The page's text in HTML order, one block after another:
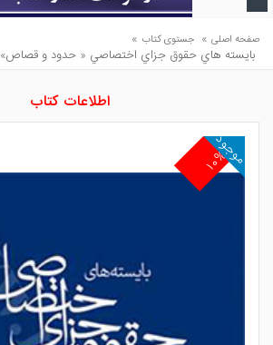
صفحه اصلی » جستوی کتاب »
بايسته هاي حقوق جزاي اختصاصي « حدود و قصاص»
اطلاعات کتاب
۱۰%
موجود